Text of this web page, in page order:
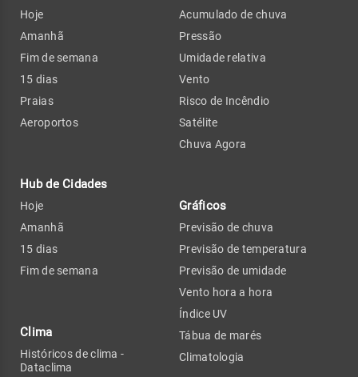
Hoje
Amanhã
Fim de semana
15 dias
Praias
Aeroportos
Hub de Cidades
Hoje
Amanhã
15 dias
Fim de semana
Clima
Históricos de clima -
Dataclima
Acumulado de chuva
Pressão
Umidade relativa
Vento
Risco de Incêndio
Satélite
Chuva Agora
Gráficos
Previsão de chuva
Previsão de temperatura
Previsão de umidade
Vento hora a hora
Índice UV
Tábua de marés
Climatologia